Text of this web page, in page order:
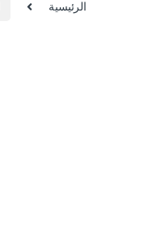
الرئيسية